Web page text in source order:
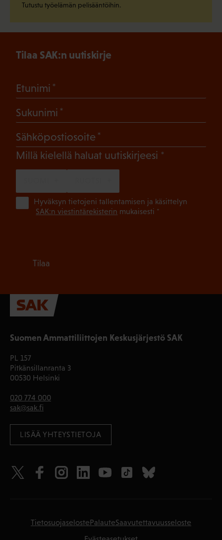
Tutustu työelämän pelisääntöihin.
Suomen Ammattiliittojen Keskusjärjestö SAK
PL 157
Pitkänsillanranta 3
00530 Helsinki
020 774 000
sak@sak.fi
LISÄÄ YHTEYSTIETOJA
Tilaa SAK:n uutiskirje
Etunimi
Sukunimi
Sähköpostiosoite
Millä kielellä haluat uutiskirjeesi (Pakollinen)
Hyväksyn tietojeni tallentamisen ja käsittelyn
SAK:n viestintärekisterin mukaisesti *
Tilaa
Tietosuojaseloste PalauteSaavutettavuusseloste